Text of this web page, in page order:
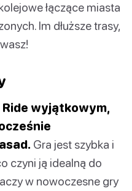
łączące miasta
Im dłuższe trasy,
wyjątkowym,
Gra jest szybka i
czyni ją idealną do
w nowoczesne gry